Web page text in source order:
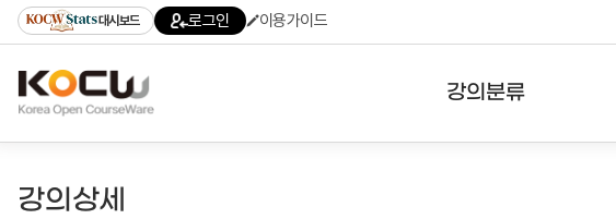
기
기
기
content)
가
대시보드 로그인 이용가이드
강의분류
강의상세